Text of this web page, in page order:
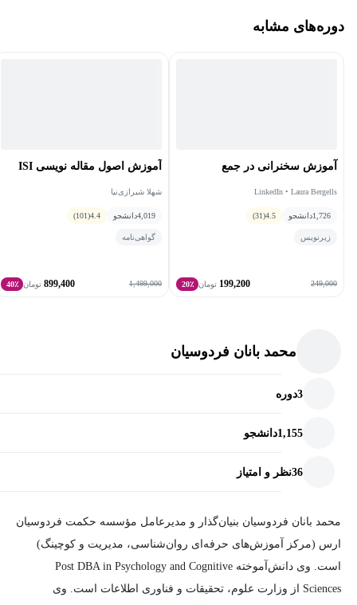
با تعاریف موجود بحث با انواع درمان‌های شناختی رفتاری نیز آشنایی
مخاطبین دوره:
یادگیری این مباحث تهیه شده است. به همین جهت همه افراد می‌توانند
خود استفاده کنند.
دوره‌های مشابه
آموزش سخنرانی در جمع
LinkedIn • Laura Bergells
1,726دانشجو 4.5
(31)
زیرنویس
249,000
199,200 تومان 20٪
آموزش اصول مقاله‌ نویسی ISI
شهلا شیرازی‌نیا
4,019دانشجو 4.4
(101)
گواهی‌نامه
1,499,000
899,400 تومان 40٪
محمد بانان فردوسیان
3دوره
1,155دانشجو
36نظر و امتیاز
محمد بانان فردوسیان بنیان‌گذار و مدیرعامل مؤسسه حکمت فردوسیان
ارس (مرکز آموزش‌های حرفه‌ای روان‌شناسی، مدیریت و کوچینگ)
است. وی دانش‌آموخته Post DBA in Psychology and Cognitive
Sciences از وزارت علوم، تحقیقات و فناوری اطلاعات است. وی